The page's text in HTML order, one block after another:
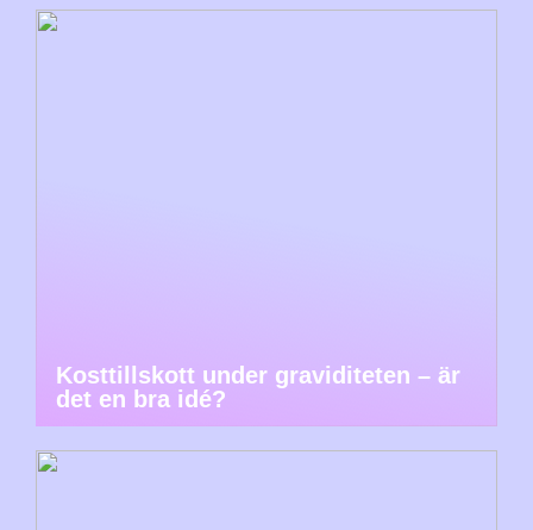
Kosttillskott under graviditeten – är
det en bra idé?